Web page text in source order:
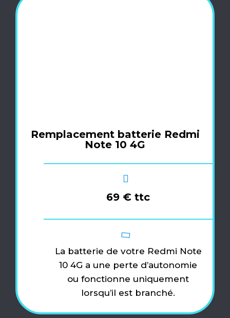
Remplacement batterie Redmi
Note 10 4G
69 € ttc
La batterie de votre Redmi Note
10 4G a une perte d’autonomie
ou fonctionne uniquement
lorsqu’il est branché.